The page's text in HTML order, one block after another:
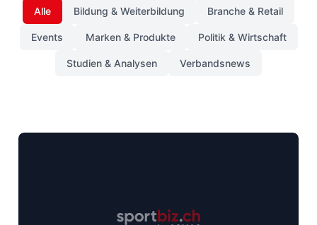
Alle Bildung & Weiterbildung Branche & Retail
Events Marken & Produkte Politik & Wirtschaft
Studien & Analysen Verbandsnews